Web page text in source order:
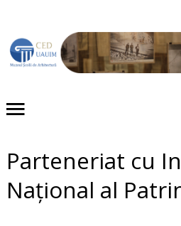
Despre noi
Publicaţii
Parteneriat cu
Național al